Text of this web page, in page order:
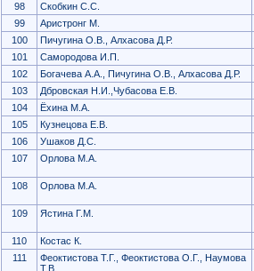
98
Скобкин С.С.
99
Аристронг М.
100
Пичугина О.В., Алхасова Д.Р.
101
Самородова И.П.
102
Богачева А.А., Пичугина О.В., Алхасова Д.Р.
103
Дбровская Н.И.,Чубасова Е.В.
104
Ёхина М.А.
105
Кузнецова Е.В.
106
Ушаков Д.С.
107
Орлова М.А.
108
Орлова М.А.
109
Ястина Г.М.
110
Костас К.
111
Феоктистова Т.Г., Феоктистова О.Г., Наумова
Т.В.